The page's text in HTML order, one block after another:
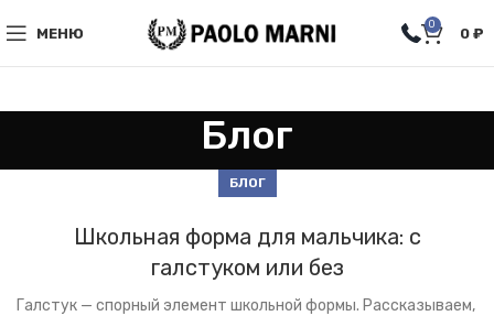
МЕНЮ
0
0 ₽
Блог
БЛОГ
Школьная форма для мальчика: с
галстуком или без
Галстук — спорный элемент школьной формы. Рассказываем,